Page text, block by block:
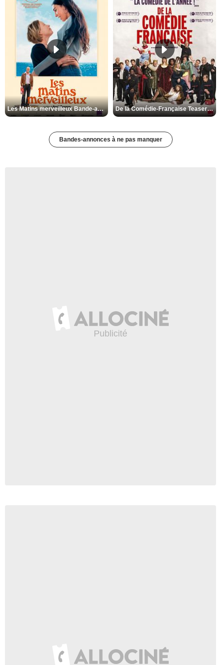
Les Matins merveilleux Bande-annonce VF De la Comédie-Française Teaser VF
Bandes-annonces à ne pas manquer